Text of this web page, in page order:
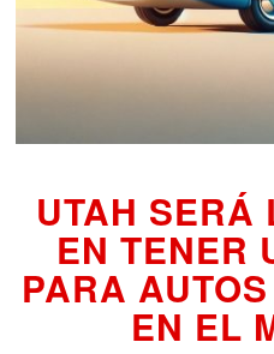
UTAH SERÁ
EN TENER
PARA
EN EL